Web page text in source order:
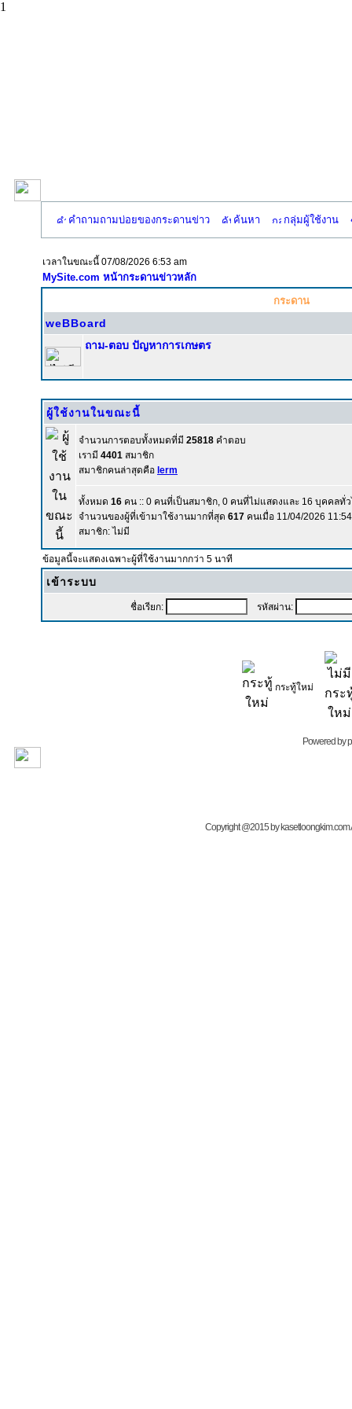
1
คำถามถามบ่อยของกระดานข่าว ค้นหา กลุ่มผู้ใช้งาน
เวลาในขณะนี้ 07/08/2026 6:53 am
MySite.com หน้ากระดานข่าวหลัก
กระดาน
weBBoard
ถาม-ตอบ ปัญหาการเกษตร
ผู้ใช้งานในขณะนี้
จำนวนการตอบทั้งหมดที่มี 25818 คำตอบ
เรามี 4401 สมาชิก
สมาชิกคนล่าสุดคือ lerm
ทั้งหมด 16 คน :: 0 คนที่เป็นสมาชิก, 0 คนที่ไม่แสดงและ 16 บุคคล
จำนวนของผู้ที่เข้ามาใช้งานมากที่สุด 617 คนเมื่อ 11/04/2026
สมาชิก: ไม่มี
ข้อมูลนี้จะแสดงเฉพาะผู้ที่ใช้งานมากกว่า 5 นาที
เข้าระบบ
ชื่อเรียก: รหัสผ่าน:
กระทู้ใหม่
Powered by
Copyright @2015 by kasetloongkim.com